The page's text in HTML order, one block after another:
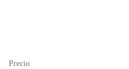
Precio